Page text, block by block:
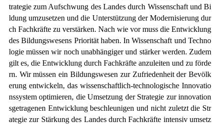
trategie zum Aufschwung des Landes durch Wissenschaft und Bi
ldung umzusetzen und die Unterstützung der Modernisierung dur
ch Fachkräfte zu verstärken. Nach wie vor muss die Entwicklung
des Bildungswesens Priorität haben. In Wissenschaft und Techno
logie müssen wir noch unabhängiger und stärker werden. Zudem
gilt es, die Entwicklung durch Fachkräfte anzuleiten und zu förde
rn. Wir müssen ein Bildungswesen zur Zufriedenheit der Bevölk
erung entwickeln, das wissenschaftlich-technologische Innovatio
nssystem optimieren, die Umsetzung der Strategie zur innovation
sgetragenen Entwicklung beschleunigen und nicht zuletzt die Str
ategie zur Stärkung des Landes durch Fachkräfte intensiv umsetz